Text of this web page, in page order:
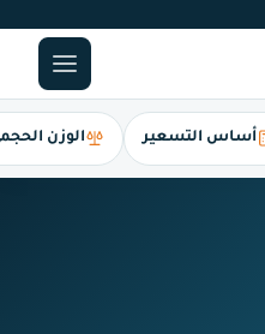
أساس التسعير الوزن